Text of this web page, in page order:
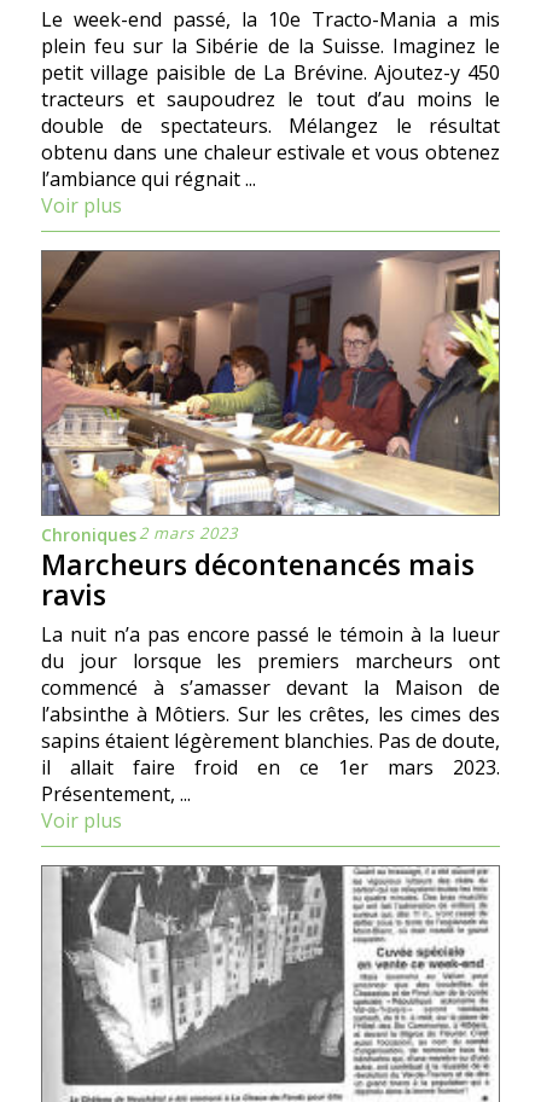
Le week-end passé, la 10e Tracto-Mania a mis
plein feu sur la Sibérie de la Suisse. Imaginez le
petit village paisible de La Brévine. Ajoutez-y 450
tracteurs et saupoudrez le tout d’au moins le
double de spectateurs. Mélangez le résultat
obtenu dans une chaleur estivale et vous obtenez
l’ambiance qui régnait ...
Voir plus
Chroniques2 mars 2023
Marcheurs décontenancés mais
ravis
La nuit n’a pas encore passé le témoin à la lueur
du jour lorsque les premiers marcheurs ont
commencé à s’amasser devant la Maison de
l’absinthe à Môtiers. Sur les crêtes, les cimes des
sapins étaient légèrement blanchies. Pas de doute,
il allait faire froid en ce 1er mars 2023.
Présentement, ...
Voir plus